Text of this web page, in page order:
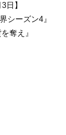
日】
シーズン4』
奪え』